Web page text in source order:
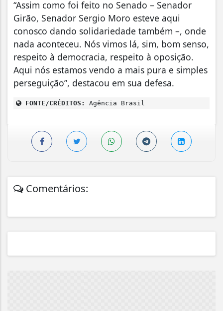
“Assim como foi feito no Senado – Senador
Girão, Senador Sergio Moro esteve aqui
conosco dando solidariedade também –, onde
nada aconteceu. Nós vimos lá, sim, bom senso,
respeito à democracia, respeito à oposição.
Aqui nós estamos vendo a mais pura e simples
perseguição”, destacou em sua defesa.
FONTE/CRÉDITOS: Agência Brasil
Comentários: